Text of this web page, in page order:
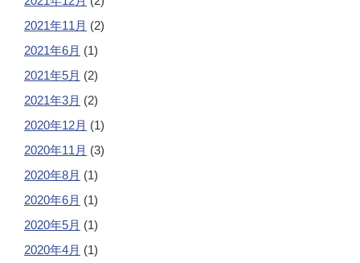
2021年11月 (2)
2021年6月 (1)
2021年5月 (2)
2021年3月 (2)
2020年12月 (1)
2020年11月 (3)
2020年8月 (1)
2020年6月 (1)
2020年5月 (1)
2020年4月 (1)